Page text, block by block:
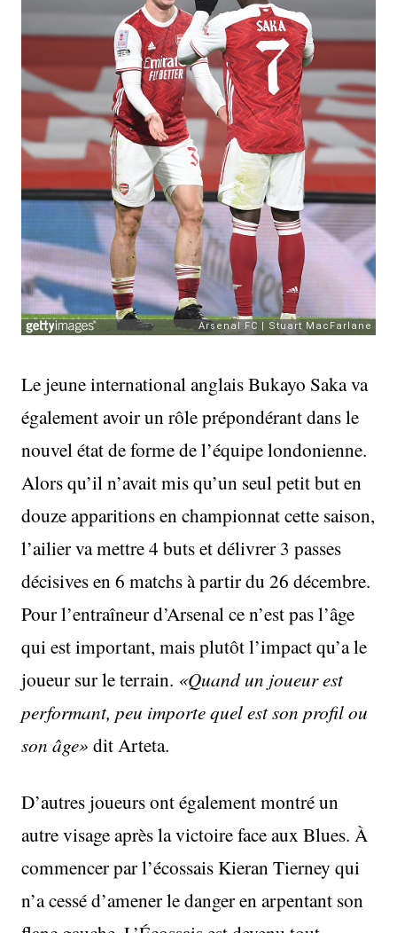
Le jeune international anglais Bukayo Saka va
également avoir un rôle prépondérant dans le
nouvel état de forme de l’équipe londonienne.
Alors qu’il n’avait mis qu’un seul petit but en
douze apparitions en championnat cette saison,
l’ailier va mettre 4 buts et délivrer 3 passes
décisives en 6 matchs à partir du 26 décembre.
Pour l’entraîneur d’Arsenal ce n’est pas l’âge
qui est important, mais plutôt l’impact qu’a le
joueur sur le terrain. «Quand un joueur est
performant, peu importe quel est son profil ou
son âge» dit Arteta.
D’autres joueurs ont également montré un
autre visage après la victoire face aux Blues. À
commencer par l’écossais Kieran Tierney qui
n’a cessé d’amener le danger en arpentant son